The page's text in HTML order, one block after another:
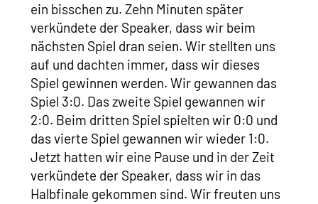
ein bisschen zu. Zehn Minuten später
verkündete der Speaker, dass wir beim
nächsten Spiel dran seien. Wir stellten uns
auf und dachten immer, dass wir dieses
Spiel gewinnen werden. Wir gewannen das
Spiel 3:0. Das zweite Spiel gewannen wir
2:0. Beim dritten Spiel spielten wir 0:0 und
das vierte Spiel gewannen wir wieder 1:0.
Jetzt hatten wir eine Pause und in der Zeit
verkündete der Speaker, dass wir in das
Halbfinale gekommen sind. Wir freuten uns